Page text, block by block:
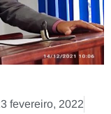
fevereiro, 2022